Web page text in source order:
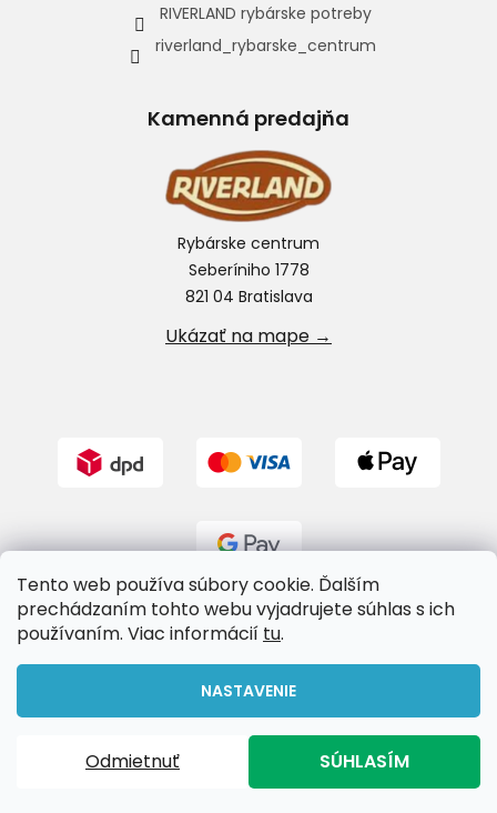
Tento web používa súbory cookie. Ďalším
prechádzaním tohto webu vyjadrujete súhlas s ich
používaním. Viac informácií tu.
NASTAVENIE
Odmietnuť SÚHLASÍM
RIVERLAND rybárske potreby
riverland_rybarske_centrum
Kamenná predajňa
Rybárske centrum
Seberíniho 1778
821 04 Bratislava
Ukázať na mape →
Riverland.sk. Všetky práva vyhradené.
Upraviť nastavenie cookies